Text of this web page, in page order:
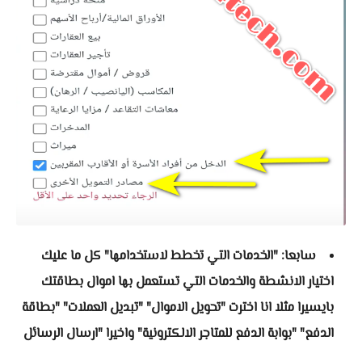
سابعا: "الخدمات التي تخطط لاستخدامها" كل ما عليك
اختيار الانشطة والخدمات التي تستعمل بها اموال بطاقتك
بايسيرا مثلا انا اخترت "تحويل الاموال" "تبديل العملات" "بطاقة
الدفع" "بوابة الدفع للمتاجر الالكترونية" واخيرا "ارسال الرسائل